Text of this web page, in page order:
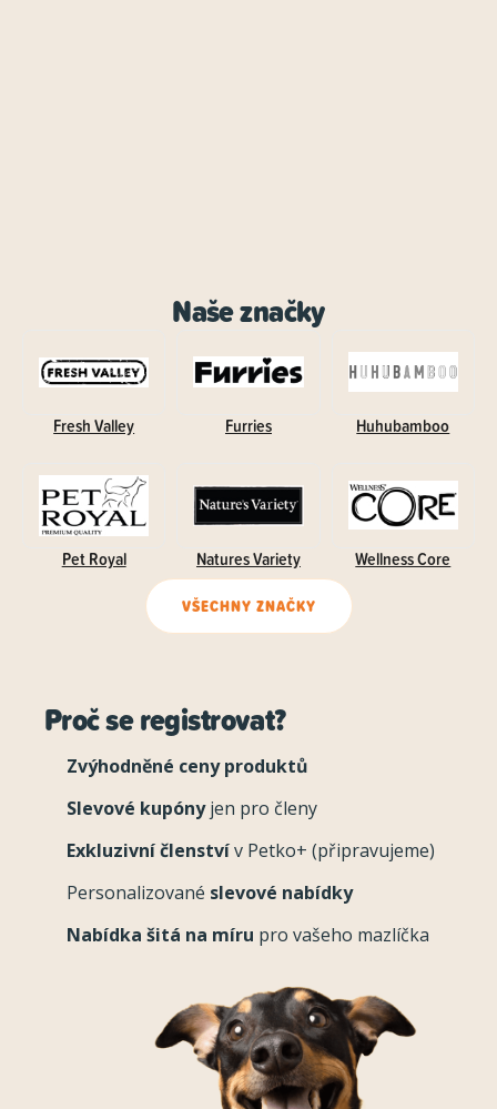
Naše značky
Fresh Valley Furries Huhubamboo
Pet Royal Natures Variety Wellness Core
VŠECHNY ZNAČKY
Proč se registrovat?
Zvýhodněné ceny produktů
Slevové kupónyjen pro členy
Exkluzivní členstvív Petko+ (připravujeme)
Personalizované slevové nabídky
Nabídka šitá na míru pro vašeho mazlíčka